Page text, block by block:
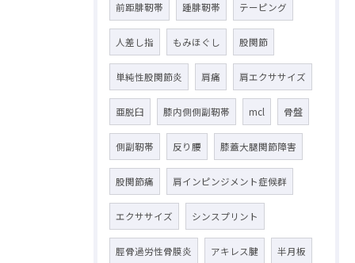
前距腓靭帯 踵腓靭帯 テーピング
人差し指 もみほぐし 股関節
単純性股関節炎 肩痛 肩エクササイズ
亜脱臼 膝内側側副靭帯 mcl 骨盤
側副靭帯 反り腰 膝蓋大腿関節障害
股関節痛 肩インピンジメント症候群
エクササイズ シンスプリント
脛骨過労性骨膜炎 アキレス腱 半月板